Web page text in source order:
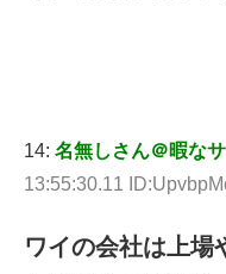
14: 名無しさん＠暇な
13:55:30.11
ワイの会社は上場